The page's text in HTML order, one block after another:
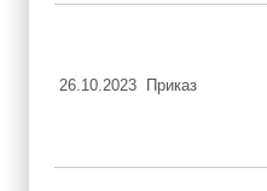
26.10.2023 Приказ